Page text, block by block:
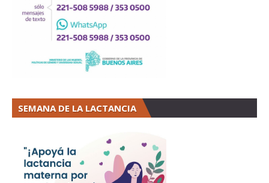
SEMANA DE LA LACTANCIA